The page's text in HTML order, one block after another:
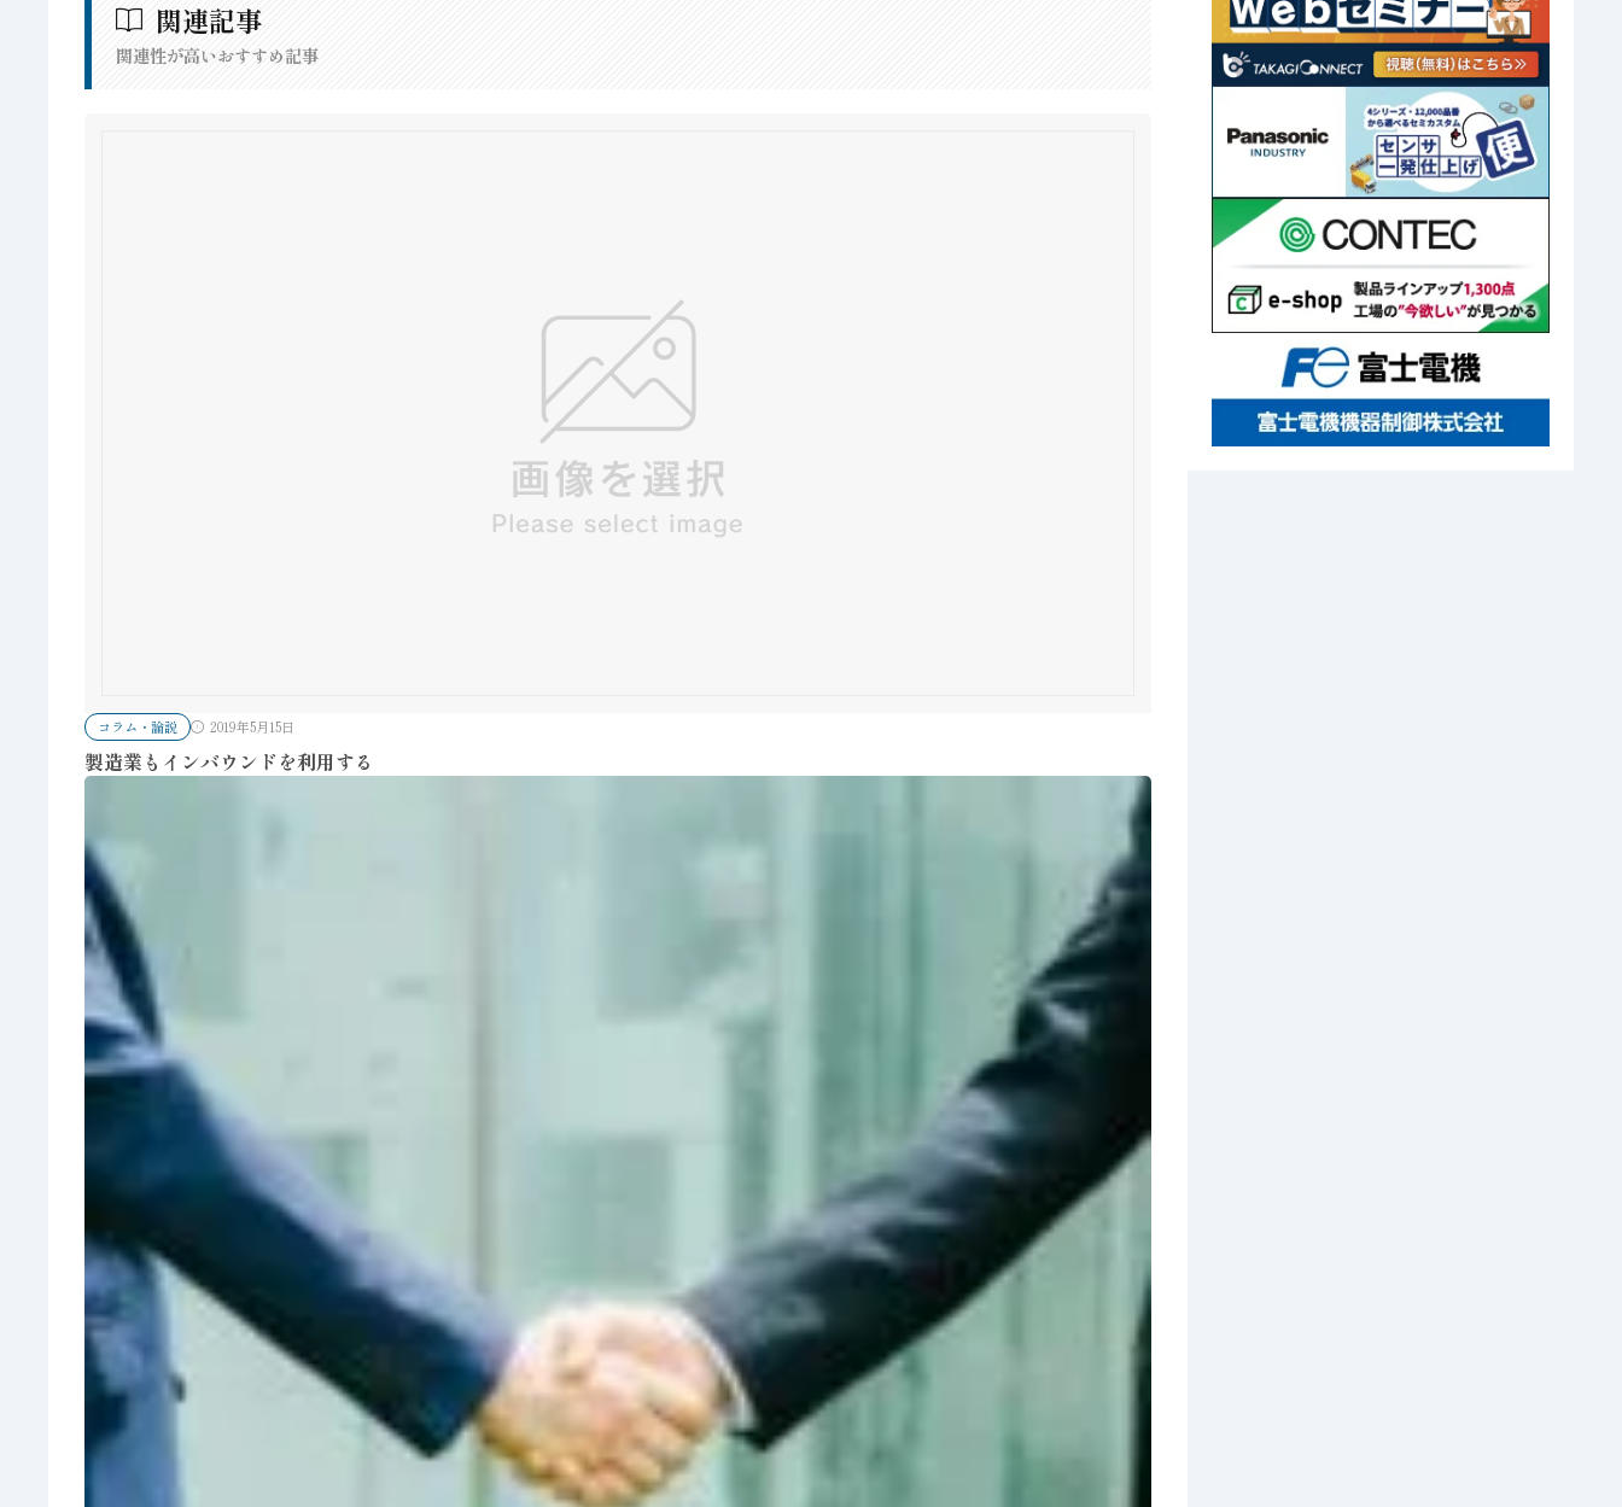
関連記事
関連性が高いおすすめ記事
コラム・論説 2019年5月15日
製造業もインバウンドを利用する